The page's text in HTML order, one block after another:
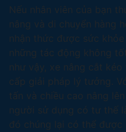
Nếu nhân viên của bạn
nâng và di chuyển hàng
nhận thức được sức
những tác động không
như vậy, xe nâng cắt
cấp giải pháp lý tưởng.
tấn và chiều cao nâng
người sử dụng có tư thế
đó chúng lại có thể